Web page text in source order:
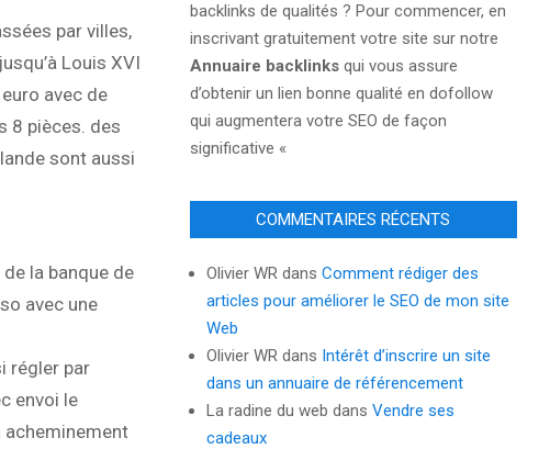
par villes,
Louis XVI
avec de
8 pièces. des
sont aussi
la banque de
avec une
régler par
envoi le
acheminement
backlinks de qualités ? Pour commencer, en
inscrivant gratuitement votre site sur notre
Annuaire backlinks qui vous assure
d’obtenir un lien bonne qualité en dofollow
qui augmentera votre SEO de façon
significative «
COMMENTAIRES RÉCENTS
Olivier WRdans Comment rédiger des
articles pour améliorer le SEO de mon site
Web
Olivier WRdans Intérêt d’inscrire un site
dans un annuaire de référencement
La radine du web dans Vendre ses
cadeaux